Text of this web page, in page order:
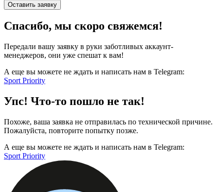
Оставить заявку
Спасибо, мы скоро свяжемся!
Передали вашу заявку в руки заботливых аккаунт-
менеджеров, они уже спешат к вам!
А еще вы можете не ждать и написать нам в Telegram:
Sport Priority
Упс! Что-то пошло не так!
Похоже, ваша заявка не отправилась по технической причине.
Пожалуйста, повторите попытку позже.
А еще вы можете не ждать и написать нам в Telegram:
Sport Priority